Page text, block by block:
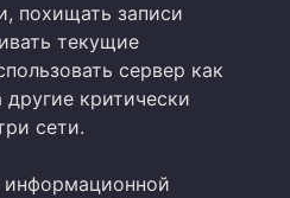
похищать записи
текущие
сервер как
критически
сети.
информационной